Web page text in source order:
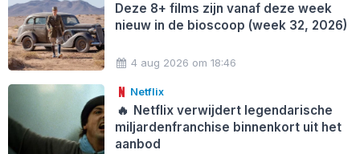
Deze 8+ films zijn vanaf deze week
nieuw in de bioscoop (week 32, 2026)
4 aug 2026 om 18:46
Netflix
🔥 Netflix verwijdert legendarische
miljardenfranchise binnenkort uit het
aanbod